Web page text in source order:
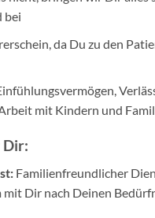
bei
da Du zu den
mit Kindern und
Dir:
Familienfreundlicher
mit Dir nach Deinen